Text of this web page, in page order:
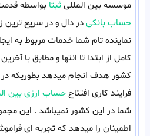
موسسه بین المللیثبتا بواسطه قدمت 20 ساله در
حساب بانکیدر دال و در سریع
نماینده تام شما خدمات مربوط به
کامل از ابتدا تا انتها و مطابق با
کشور هدف انجام میدهد بطوریکه در
فرایند کاری افتتاححساب ارزی بین
شما در این کشور نمیباشد . این
اطمینان را میدهد که تجربه ای